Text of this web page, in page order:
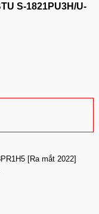
S-1821PU3H/U-
[Ra mắt 2022]